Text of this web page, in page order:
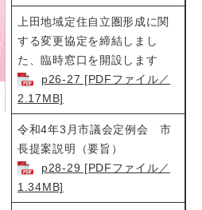
上田地域定住自立圏形成に関
する変更協定を締結しまし
た、臨時窓口を開設します
p26-27 [PDFファイル／
2.17MB]
令和4年3月市議会定例会 市
長提案説明（要旨）
p28-29 [PDFファイル／
1.34MB]